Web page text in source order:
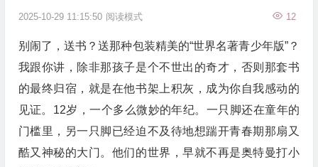
2025-10-29 11:15:50 12
阅读模式
别闹了，送书？送那种包装精美的“世界名著青少年版”？
我跟你讲，除非那孩子是个不世出的奇才，否则那套书
的最终归宿，就是在他书架上积灰，成为你自我感动的
见证。12岁，一个多么微妙的年纪。一只脚还在童年的
门槛里，另一只脚已经迫不及待地想踹开青春期那扇又
酷又神秘的大门。他们的世界，早就不再是奥特曼打小